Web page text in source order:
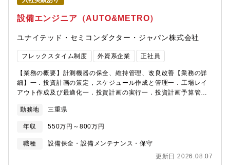
国、中国）への派遣エンジニアとしての異動可能性もございま
す。【魅力・やりがい】・発注者の立場から、自社設備の設備投
資の工事計画（予算策定、設計、積算、施工計画、稟議申請）と
工事管理（安全、品質、環境、コスト）の全工程に関わることが
可能です。また、製造設備を新たな技術導入探索から実機設計、
建設、試運転、営業運転まで一貫して対応可能です。・上司との
距離も近く、入社年次が若いうちから自身の意見や工夫がダイレ
クトに反映されます。また、能力と意欲次第で重要な案件へのチ
ャレンジも可能です。・設備投資業務を通じて会社や製品の競争
力を高め、経営層に収益に貢献する取り組みを直接説明する機会
場担当者から「使いやすくなった」「もっとこうしてほしい」と
いることを実感できます。・設備という“武器”を通じて、経営層と
現場の両方と深く関わりながら、会社の成長に貢献している手応
設備エンジニア（AUTO&METRO）
ユナイテッド・セミコンダクター・ジャパン株式会社
フレックスタイム制度 外資系企業 正社員
【業務の概要】計測機器の保全、維持管理、改良改善【業務の詳
細】一．投資計画の策定，スケジュール作成と管理一．工場レイ
アウト作成及び最適化一．投資計画の実行一．投資計画予算管理
および解析設備の保全，維持管理，改良改善一．計測機器，自動
搬送，試験および解析設備に使用する保守部品の管理一．計測機
器，自動搬送，試験および解析設備のメンテナンス設計，改善
一．計測機器，自動搬送，試験および解析設備で使用する計測機
投資計画に基づいた設備導入と立ち上げ業務一．計測機器，自動
勤務地 三重県
年収 550万円～800万円
職種
設備保全・設備メンテナンス・保守
更新日 2026.08.07